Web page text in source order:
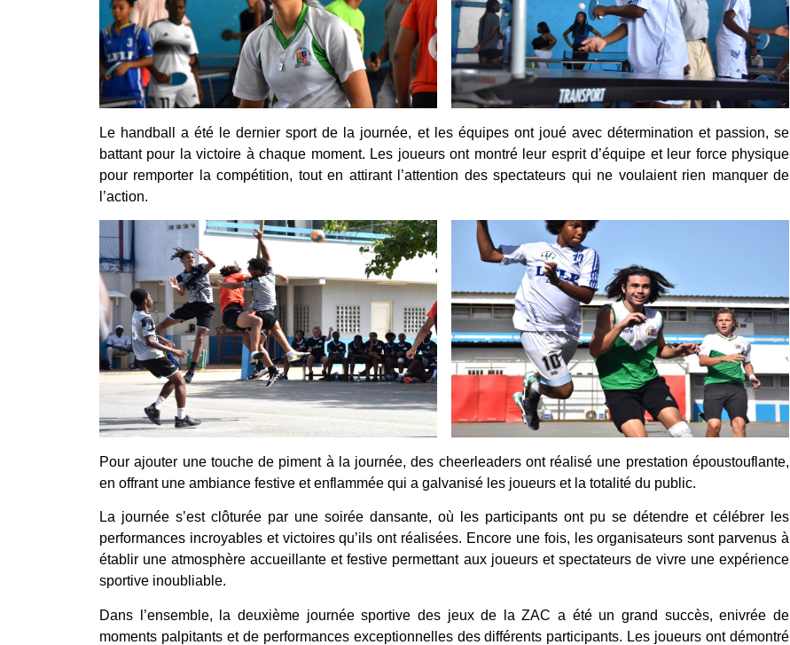
Le handball a été le dernier sport de la journée, et les équipes ont joué avec détermination et passion, se
battant pour la victoire à chaque moment. Les joueurs ont montré leur esprit d’équipe et leur force physique
pour remporter la compétition, tout en attirant l’attention des spectateurs qui ne voulaient rien manquer de
l’action.
Pour ajouter une touche de piment à la journée, des cheerleaders ont réalisé une prestation époustouflante,
en offrant une ambiance festive et enflammée qui a galvanisé les joueurs et la totalité du public.
La journée s’est clôturée par une soirée dansante, où les participants ont pu se détendre et célébrer les
performances incroyables et victoires qu’ils ont réalisées. Encore une fois, les organisateurs sont parvenus à
établir une atmosphère accueillante et festive permettant aux joueurs et spectateurs de vivre une expérience
sportive inoubliable.
Dans l’ensemble, la deuxième journée sportive des jeux de la ZAC a été un grand succès, enivrée de
moments palpitants et de performances exceptionnelles des différents participants. Les joueurs ont démontré